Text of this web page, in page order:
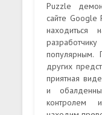
Puzzle
сайте Google
находиться
популярным.
других
приятная
и
контролем